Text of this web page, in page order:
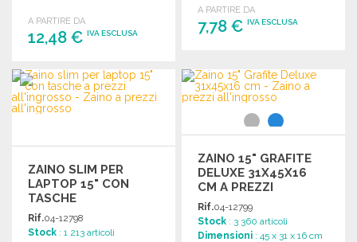
A PARTIRE DA
12,48 € IVA ESCLUSA
ORDINARE
Richiedi un preventivo
A PARTIRE DA
7,78 €IVA ESCLUSA
Richiedi un preventivo
ZAINO SLIM PER
LAPTOP 15" CON
TASCHE
Rif.04-12798
Stock : 1 213 articoli
ZAINO 15" GRAFITE
DELUXE 31X45X16
CM A PREZZI
ALL'INGROSSO
Rif.04-12799
Stock : 3 360 articoli
Dimensioni : 45 x 31 x 16 cm